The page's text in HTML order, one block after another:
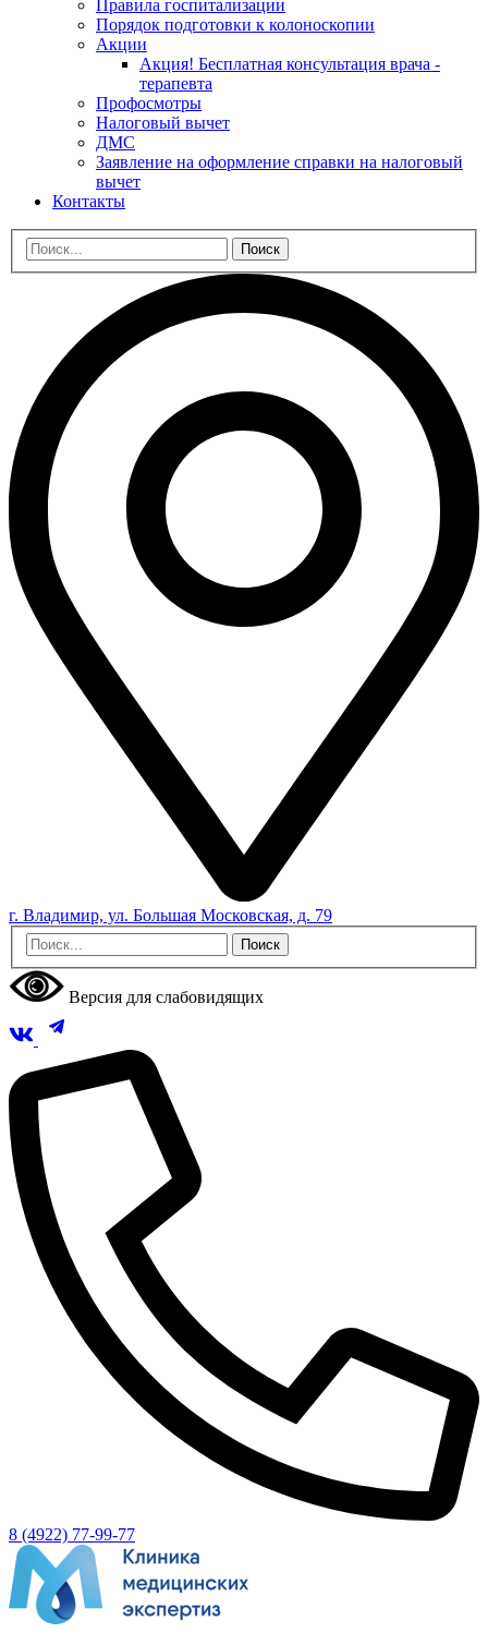
Правила госпитализации
Порядок подготовки к колоноскопии
Акции
Акция! Бесплатная консультация врача -
терапевта
Профосмотры
Налоговый вычет
ДМС
Заявление на оформление справки на налоговый
вычет
Контакты
г. Владимир, ул. Большая Московская, д. 79
Версия для слабовидящих
8 (4922) 77-99-77